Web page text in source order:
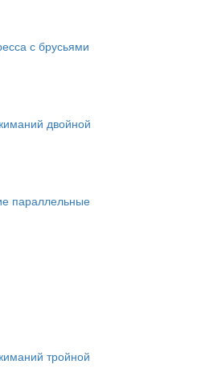
с брусьями
двойной
параллельные
тройной